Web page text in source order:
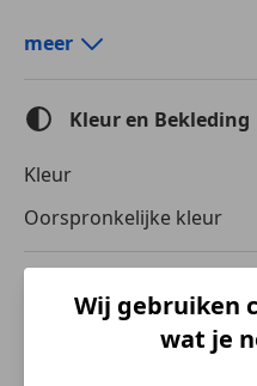
Comfort en gemak
Elektrische starter
meer
Kleur en Bekleding
Kleur
Oorspronkelijke kleur
Beschrijving
Harley-Davidson FLHX
Wij gebruiken
wat je